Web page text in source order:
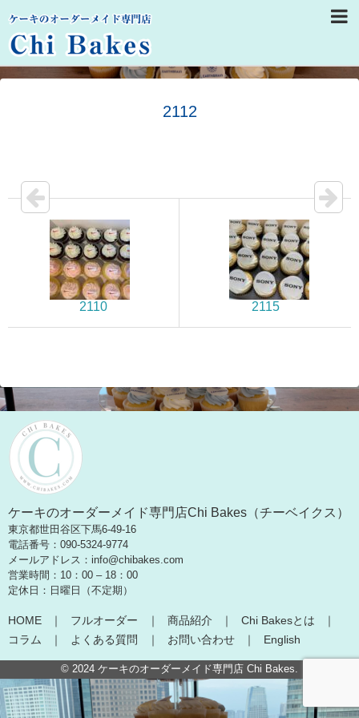
2112
2110 2115
ケーキのオーダーメイド専門店Chi Bakes（チーベイクス）
東京都世田谷区下馬6-49-16
電話番号：090-5324-9774
メールアドレス：info@chibakes.com
営業時間：10：00 – 18：00
定休日：日曜日（不定期）
HOME フルオーダー 商品紹介
Chi Bakesとは
コラム
よくある質問 お問い合わせ English
© 2024 ケーキのオーダーメイド専門店 Chi Bakes.